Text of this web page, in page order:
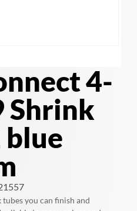
4-
Shrink
blue
you can finish and